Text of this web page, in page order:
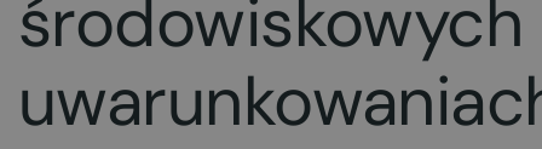
środowiskowych